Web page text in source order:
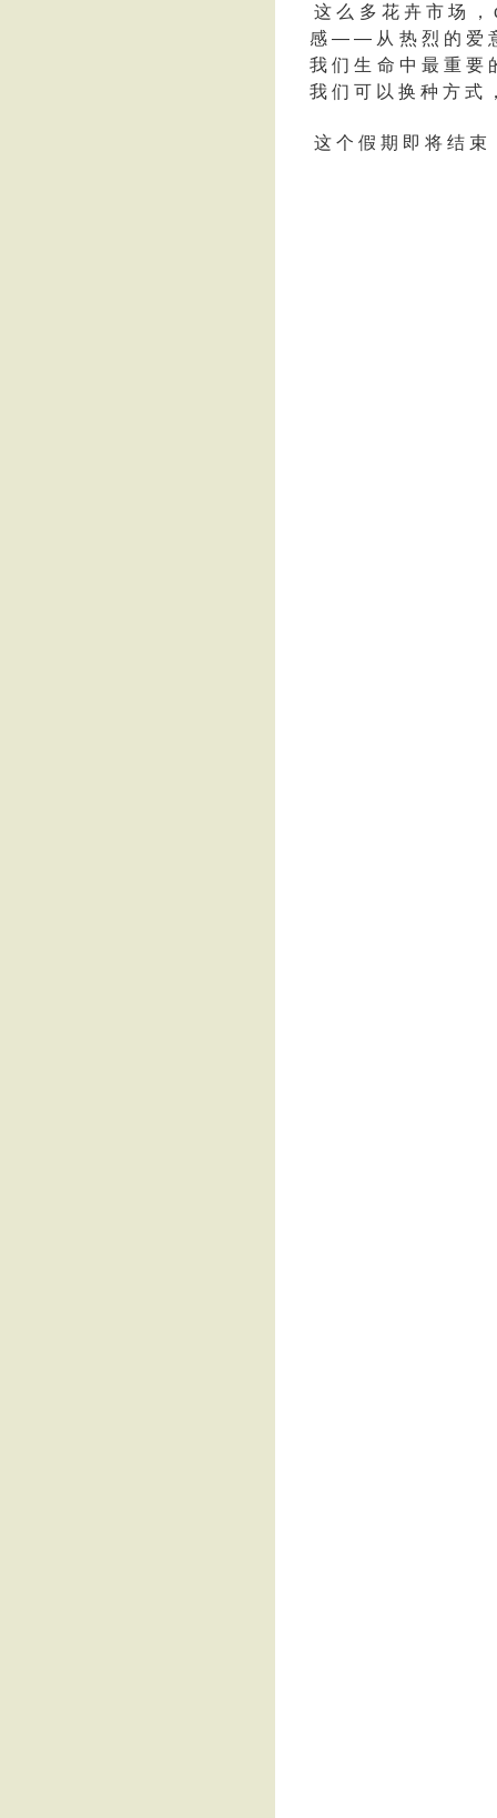
这 么 多 花 卉 市 场 ，
感 — — 从 热 烈 的 爱
我 们 生 命 中 最 重 要
我 们 可 以 换 种 方 式
这 个 假 期 即 将 结